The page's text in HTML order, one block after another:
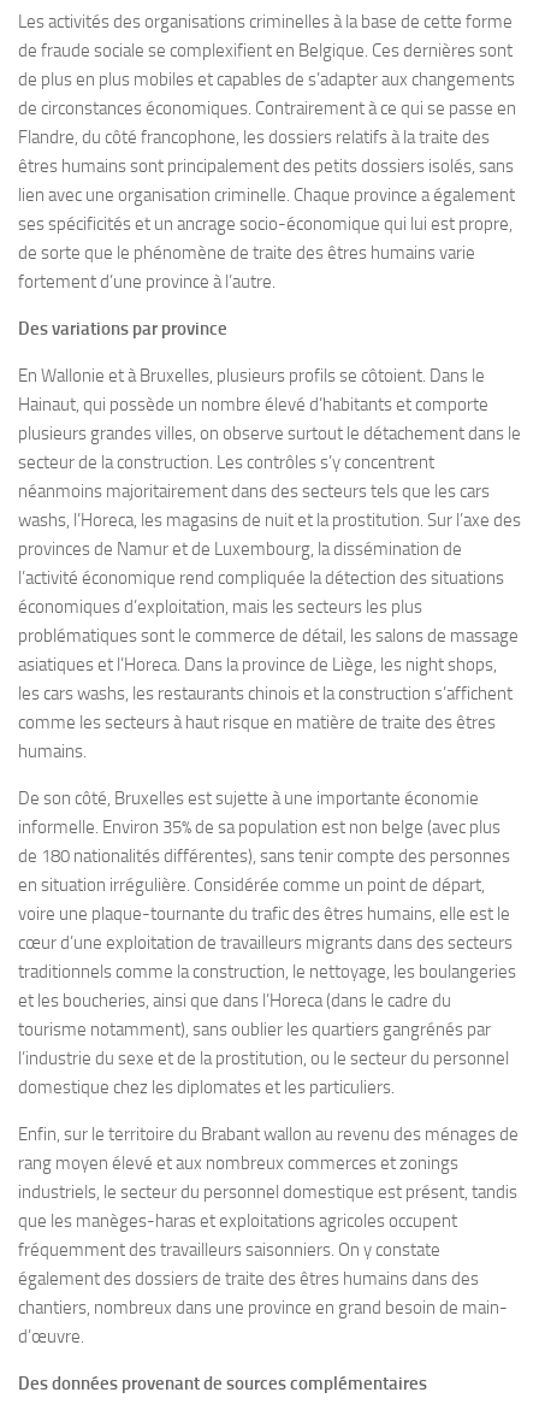
Les activités des organisations criminelles à la base de cette forme
de fraude sociale se complexifient en Belgique. Ces dernières sont
de plus en plus mobiles et capables de s’adapter aux changements
de circonstances économiques. Contrairement à ce qui se passe en
Flandre, du côté francophone, les dossiers relatifs à la traite des
êtres humains sont principalement des petits dossiers isolés, sans
lien avec une organisation criminelle. Chaque province a également
ses spécificités et un ancrage socio-économique qui lui est propre,
de sorte que le phénomène de traite des êtres humains varie
fortement d’une province à l’autre.
Des variations par province
En Wallonie et à Bruxelles, plusieurs profils se côtoient. Dans le
Hainaut, qui possède un nombre élevé d’habitants et comporte
plusieurs grandes villes, on observe surtout le détachement dans le
secteur de la construction. Les contrôles s’y concentrent
néanmoins majoritairement dans des secteurs tels que les cars
washs, l’Horeca, les magasins de nuit et la prostitution. Sur l’axe des
provinces de Namur et de Luxembourg, la dissémination de
l’activité économique rend compliquée la détection des situations
économiques d’exploitation, mais les secteurs les plus
problématiques sont le commerce de détail, les salons de massage
asiatiques et l’Horeca. Dans la province de Liège, les night shops,
les cars washs, les restaurants chinois et la construction s’affichent
comme les secteurs à haut risque en matière de traite des êtres
humains.
De son côté, Bruxelles est sujette à une importante économie
informelle. Environ 35% de sa population est non belge (avec plus
de 180 nationalités différentes), sans tenir compte des personnes
en situation irrégulière. Considérée comme un point de départ,
voire une plaque-tournante du trafic des êtres humains, elle est le
cœur d’une exploitation de travailleurs migrants dans des secteurs
traditionnels comme la construction, le nettoyage, les boulangeries
et les boucheries, ainsi que dans l’Horeca (dans le cadre du
tourisme notamment), sans oublier les quartiers gangrénés par
l’industrie du sexe et de la prostitution, ou le secteur du personnel
domestique chez les diplomates et les particuliers.
Enfin, sur le territoire du Brabant wallon au revenu des ménages de
rang moyen élevé et aux nombreux commerces et zonings
industriels, le secteur du personnel domestique est présent, tandis
que les manèges-haras et exploitations agricoles occupent
fréquemment des travailleurs saisonniers. On y constate
également des dossiers de traite des êtres humains dans des
chantiers, nombreux dans une province en grand besoin de main-
d’œuvre.
Des données provenant de sources complémentaires